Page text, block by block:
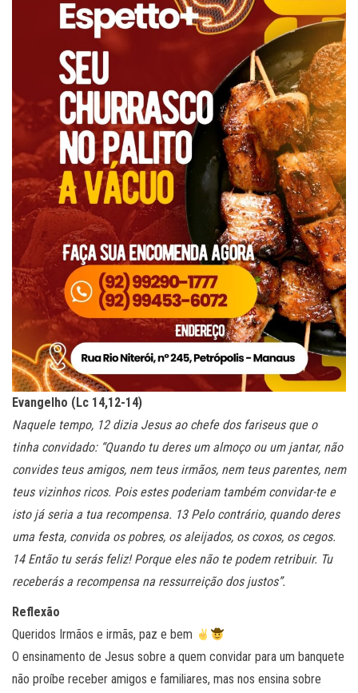
Evangelho (Lc 14,12-14)
Naquele tempo, 12 dizia Jesus ao chefe dos fariseus que o
tinha convidado: “Quando tu deres um almoço ou um jantar, não
convides teus amigos, nem teus irmãos, nem teus parentes, nem
teus vizinhos ricos. Pois estes poderiam também convidar-te e
isto já seria a tua recompensa. 13 Pelo contrário, quando deres
uma festa, convida os pobres, os aleijados, os coxos, os cegos.
14 Então tu serás feliz! Porque eles não te podem retribuir. Tu
receberás a recompensa na ressurreição dos justos”.
Reflexão
Queridos Irmãos e irmãs, paz e bem
O ensinamento de Jesus sobre a quem convidar para um banquete
não proíbe receber amigos e familiares, mas nos ensina sobre